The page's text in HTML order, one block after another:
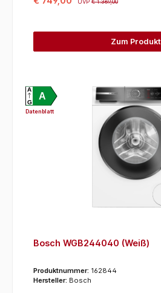
UVP€ 1.369,00
Zum Produkt
A
A
G
Datenblatt
Bosch WGB244040 (Weiß)
Produktnummer: 162844
Hersteller: Bosch